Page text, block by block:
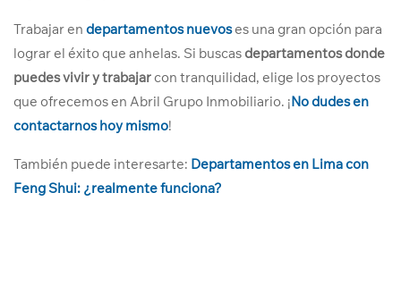
Trabajar en departamentos nuevoses una gran opción para
lograr el éxito que anhelas. Si buscasdepartamentos donde
puedes vivir y trabajar con tranquilidad, elige los proyectos
que ofrecemos en Abril Grupo Inmobiliario. ¡No dudes en
contactarnos hoy mismo!
También puede interesarte: Departamentos en Lima con
Feng Shui: ¿realmente funciona?